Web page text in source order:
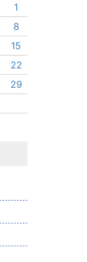
1
8
15
22
29